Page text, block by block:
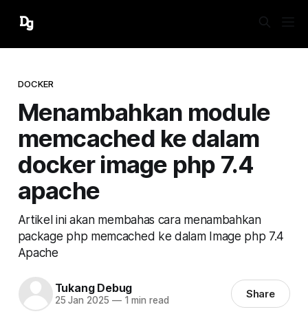
DOCKER
Menambahkan module
memcached ke dalam
docker image php 7.4
apache
Artikel ini akan membahas cara menambahkan
package php memcached ke dalam Image php 7.4
Apache
Tukang Debug
25 Jan 2025 —1 min read Share